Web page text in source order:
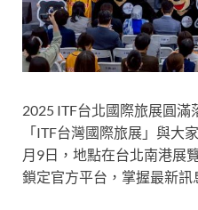
2025 ITF台北國際旅展圓
「ITF台灣國際旅展」與大
月9日，地點在台北南港展
鎖定官方平台，掌握最新訊